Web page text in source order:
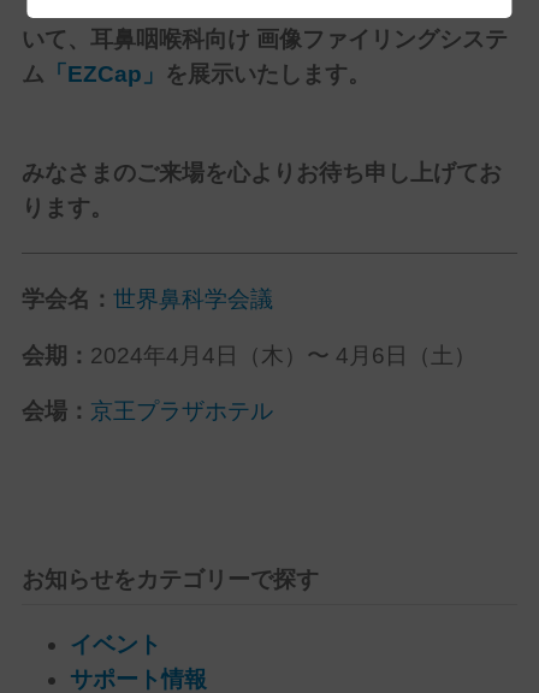
いて、耳鼻咽喉科向け 画像ファイリングシステ
ム 「EZCap」 を展示いたします。
みなさまのご来場を心よりお待ち申し上げてお
ります。
学会名： 世界鼻科学会議
会期： 2024年4月4日（木）〜 4月6日（土）
会場： 京王プラザホテル
お知らせをカテゴリーで探す
イベント
サポート情報